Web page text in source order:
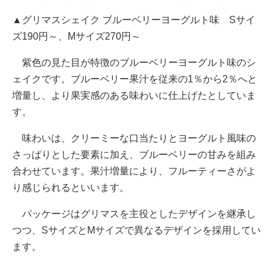
▲グリマスシェイク ブルーベリーヨーグルト味 Sサイ
ズ190円～、Mサイズ270円～
紫色の見た目が特徴のブルーベリーヨーグルト味のシ
ェイクです。ブルーベリー果汁を従来の1％から2％へと
増量し、より果実感のある味わいに仕上げたとしていま
す。
味わいは、クリーミーな口当たりとヨーグルト風味の
さっぱりとした要素に加え、ブルーベリーの甘みを組み
合わせています。果汁増量により、フルーティーさがよ
り感じられるといいます。
パッケージはグリマスを主役としたデザインを継承し
つつ、SサイズとMサイズで異なるデザインを採用してい
ます。